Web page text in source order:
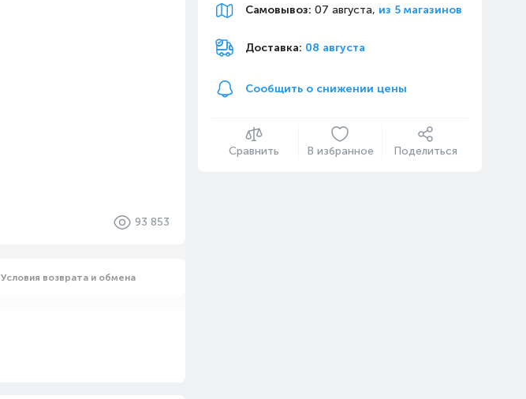
93 853
Самовывоз: 07 августа, из 5 магазинов
Доставка: 08 августа
Сообщить о снижении цены
Сравнить В избранное Поделиться
Условия возврата и обмена